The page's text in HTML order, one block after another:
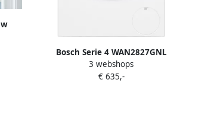
cm
Bosch Serie 4 WAN2827GNL
wasmachine Voorlader 8 kg 1400 RPM
Wit
3 webshops
€ 635,-